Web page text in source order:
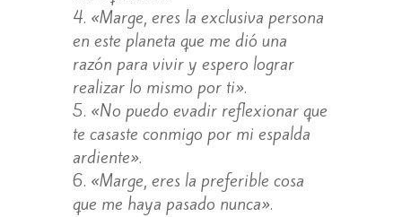
«Marge, eres la exclusiva persona
en este planeta que me dió una
razón para vivir y espero lograr
realizar lo mismo por ti».
«No puedo evadir reflexionar que
te casaste conmigo por mi espalda
ardiente».
«Marge, eres la preferible cosa
que me haya pasado nunca».